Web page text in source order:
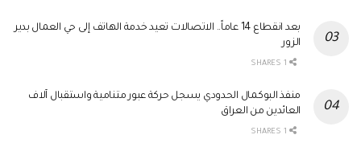
بعد انقطاع 14 عاماً.. الاتصالات تعيد خدمة الهاتف إلى حي العمال بدير
الزور
منفذ البوكمال الحدودي يسجل حركة عبور متنامية واستقبال آلاف
العائدين من العراق